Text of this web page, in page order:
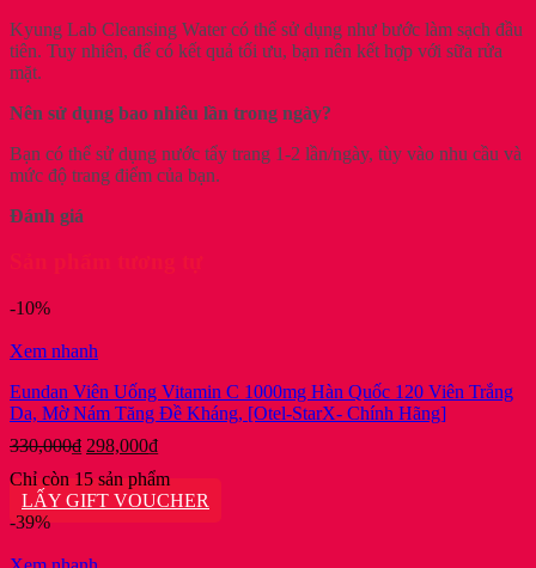
Kyung Lab Cleansing Water có thể sử dụng như bước làm sạch đầu
tiên. Tuy nhiên, để có kết quả tối ưu, bạn nên kết hợp với sữa rửa
mặt.
Nên sử dụng bao nhiêu lần trong ngày?
Bạn có thể sử dụng nước tẩy trang 1-2 lần/ngày, tùy vào nhu cầu và
mức độ trang điểm của bạn.
Đánh giá
-10%
Xem nhanh
Eundan Viên Uống Vitamin C 1000mg Hàn Quốc 120 Viên Trắng
Da, Mờ Nám Tăng Đề Kháng, [Otel-StarX- Chính Hãng]
330,000₫ Giá
là:
330,000₫.
298,000₫Giá
tại
là:
Chỉ còn 15 sản phẩm
LẤY GIFT VOUCHER
-39%